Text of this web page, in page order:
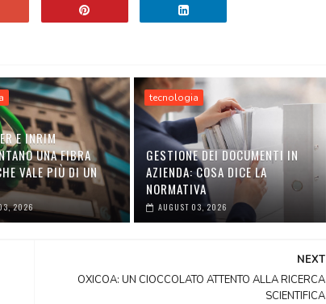
E INRIM
UNA FIBRA
VALE PIÙ DI UN
2026
tecnologia
GESTIONE DEI DOCUMENTI IN
AZIENDA: COSA DICE LA
NORMATIVA
AUGUST 03, 2026
NEXT
OXICOA: UN CIOCCOLATO ATTENTO ALLA RICERCA
SCIENTIFICA